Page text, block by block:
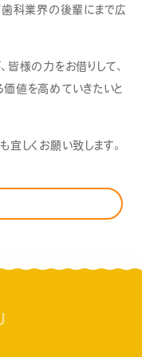
歯科業界の後輩にまで広
皆様の力をお借りして、
値を高めていきたいと
しくお願い致します。